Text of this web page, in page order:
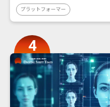
プラットフォーマー